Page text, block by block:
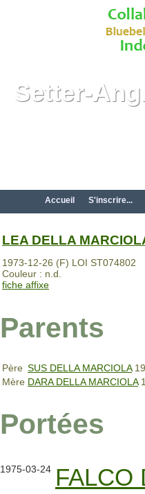
Setter-
Accueil S'inscrire...
LEA DELLA
1973-12-26 (F) LOI ST074802
Couleur : n.d.
fiche affixe
Parents
Père SUS DELLA MARCIOLA
Mère DARA DELLA MARCIOLA
Portées
1975-03-24 FALCO